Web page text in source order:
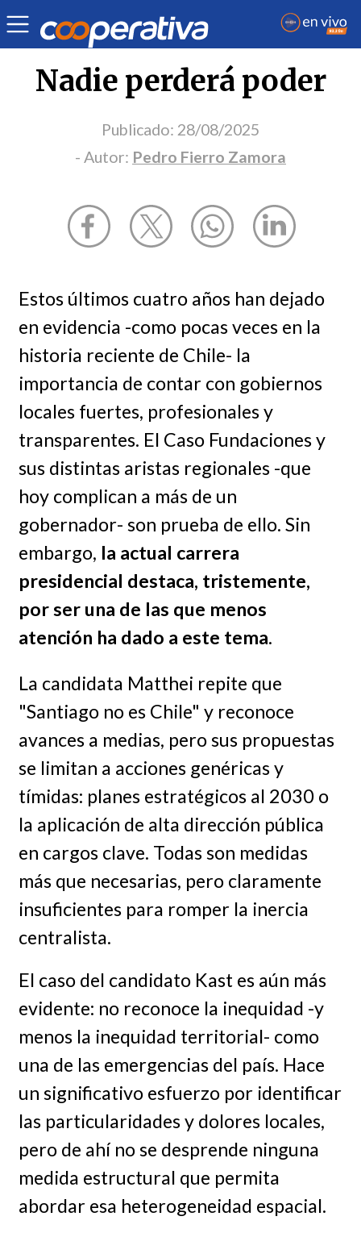
Opinión | Pedro Fierro Zamora
Nadie perderá poder
Publicado: 28/08/2025
- Autor: Pedro Fierro Zamora
Estos últimos cuatro años han dejado
en evidencia -como pocas veces en la
historia reciente de Chile- la
importancia de contar con gobiernos
locales fuertes, profesionales y
transparentes. El Caso Fundaciones y
sus distintas aristas regionales -que
hoy complican a más de un
gobernador- son prueba de ello. Sin
embargo, la actual carrera
presidencial destaca, tristemente,
por ser una de las que menos
atención ha dado a este tema.
La candidata Matthei repite que
"Santiago no es Chile" y reconoce
avances a medias, pero sus propuestas
se limitan a acciones genéricas y
tímidas: planes estratégicos al 2030 o
la aplicación de alta dirección pública
en cargos clave. Todas son medidas
más que necesarias, pero claramente
insuficientes para romper la inercia
centralista.
El caso del candidato Kast es aún más
evidente: no reconoce la inequidad -y
menos la inequidad territorial- como
una de las emergencias del país. Hace
un significativo esfuerzo por identificar
las particularidades y dolores locales,
pero de ahí no se desprende ninguna
medida estructural que permita
abordar esa heterogeneidad espacial.